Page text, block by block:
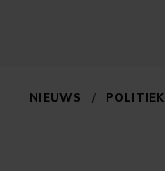
NIEUWS / POLITIEK